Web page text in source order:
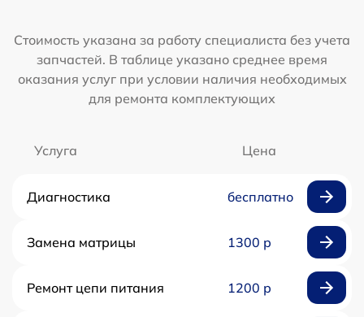
Стоимость указана за работу специалиста без учета
запчастей. В таблице указано среднее время
оказания услуг при условии наличия необходимых
для ремонта комплектующих
Услуга Цена
Диагностика бесплатно
Замена матрицы 1300 р
Ремонт цепи питания 1200 р